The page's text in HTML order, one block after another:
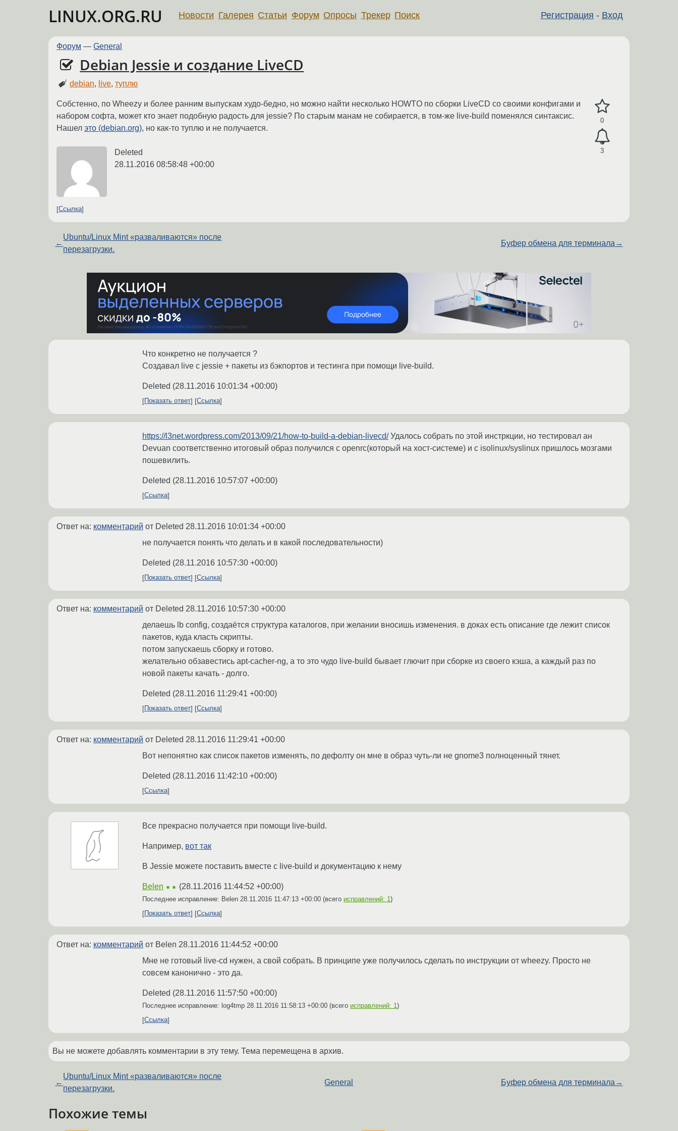
LINUX.ORG.RU Регистрация - Вход
Новости Галерея Статьи Форум Опросы Трекер Поиск
Форум — General
Debian Jessie и создание LiveCD
debian, live,туплю
0
3
Собстенно, по Wheezy и более ранним выпускам худо-бедно, но можно найти несколько HOWTO по сборки LiveCD со своими конфигами и
набором софта, может кто знает подобную радость для jessie? По старым манам не собирается, в том-же live-build поменялся синтаксис.
Нашел это (debian.org), но как-то туплю и не получается.
Deleted
28.11.2016 08:58:48 +00:00
Ссылка
←
Ubuntu/Linux Mint «разваливаются» после
перезагрузки.
Буфер обмена для терминала →
Что конкретно не получается ?
Создавал live с jessie + пакеты из бэкпортов и тестинга при помощи live-build.
Deleted (28.11.2016 10:01:34 +00:00)
Показать ответ Ссылка
https://l3net.wordpress.com/2013/09/21/how-to-build-a-debian-livecd/Удалось собрать по этой инстркции, но тестировал ан
Devuan соответственно итоговый образ получился с openrc(который на хост-системе) и с isolinux/syslinux пришлось мозгами
пошевилить.
Deleted (28.11.2016 10:57:07 +00:00)
Ссылка
Ответ на: комментарий от Deleted 28.11.2016 10:01:34 +00:00
не получается понять что делать и в какой последовательности)
Deleted (28.11.2016 10:57:30 +00:00)
Показать ответ Ссылка
Ответ на: комментарий от Deleted 28.11.2016 10:57:30 +00:00
делаешь lb config, создаётся структура каталогов, при желании вносишь изменения. в доках есть описание где лежит список
пакетов, куда класть скрипты.
потом запускаешь сборку и готово.
желательно обзавестись apt-cacher-ng, а то это чудо live-build бывает глючит при сборке из своего кэша, а каждый раз по
новой пакеты качать - долго.
Deleted (28.11.2016 11:29:41 +00:00)
Показать ответ Ссылка
Ответ на: комментарий от Deleted 28.11.2016 11:29:41 +00:00
Вот непонятно как список пакетов изменять, по дефолту он мне в образ чуть-ли не gnome3 полноценный тянет.
Deleted (28.11.2016 11:42:10 +00:00)
Ссылка
Все прекрасно получается при помощи live-build.
Например, вот так
В Jessie можете поставить вместе с live-build и документацию к нему
Belen ★★ (28.11.2016 11:44:52 +00:00)
Последнее исправление: Belen 28.11.2016 11:47:13 +00:00 (всего исправлений: 1 )
Показать ответ
Ссылка
Ответ на: комментарий от Belen 28.11.2016 11:44:52 +00:00
Мне не готовый live-cd нужен, а свой собрать. В принципе уже получилось сделать по инструкции от wheezy. Просто не
совсем канонично - это да.
Deleted (28.11.2016 11:57:50 +00:00)
Последнее исправление: log4tmp 28.11.2016 11:58:13 +00:00 (всего исправлений: 1 )
Ссылка
Вы не можете добавлять комментарии в эту тему. Тема перемещена в архив.
←
Ubuntu/Linux Mint «разваливаются» после
перезагрузки.
General Буфер обмена для терминала →
Похожие темы